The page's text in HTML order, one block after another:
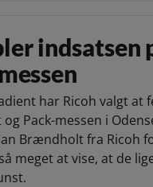
indsatsen
har Ricoh valgt at
Pack-messen i
Brændholt fra Ricoh
meget at vise, at de